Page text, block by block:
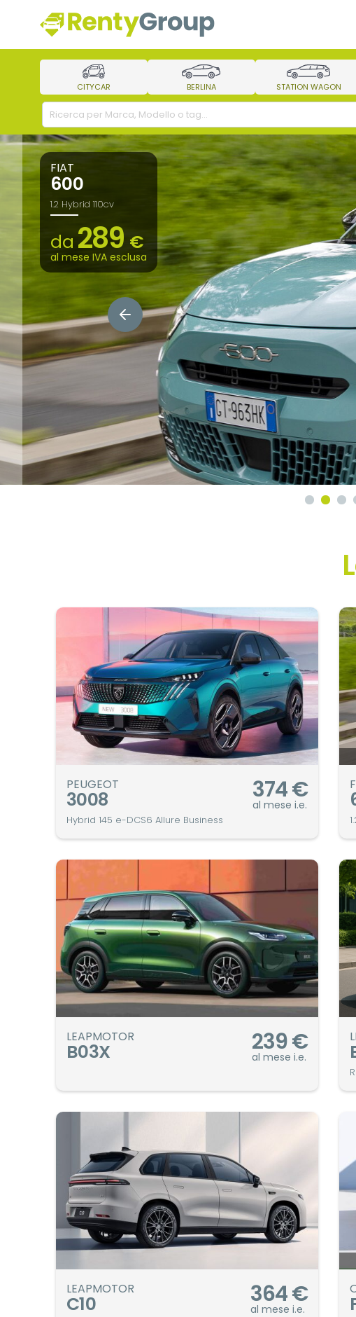
CITYCAR BERLINA STATION WAGON
FIAT
600
1.2 Hybrid 110cv
da 289 €
al mese IVA esclusa
PEUGEOT
3008
Hybrid 145 e-DCS6 Allure Business
374€
al mese i.e.
LEAPMOTOR
B03X 239€
al mese i.e.
LEAPMOTOR
C10 364€
al mese i.e.